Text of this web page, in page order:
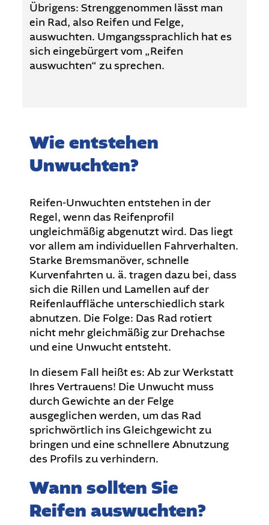
Übrigens: Strenggenommen lässt man
ein Rad, also Reifen und Felge,
auswuchten. Umgangssprachlich hat es
sich eingebürgert vom „Reifen
auswuchten“ zu sprechen.
Wie entstehen
Unwuchten?
Reifen-Unwuchten entstehen in der
Regel, wenn das Reifenprofil
ungleichmäßig abgenutzt wird. Das liegt
vor allem am individuellen Fahrverhalten.
Starke Bremsmanöver, schnelle
Kurvenfahrten u. ä. tragen dazu bei, dass
sich die Rillen und Lamellen auf der
Reifenlauffläche unterschiedlich stark
abnutzen. Die Folge: Das Rad rotiert
nicht mehr gleichmäßig zur Drehachse
und eine Unwucht entsteht.
In diesem Fall heißt es: Ab zur Werkstatt
Ihres Vertrauens! Die Unwucht muss
durch Gewichte an der Felge
ausgeglichen werden, um das Rad
sprichwörtlich ins Gleichgewicht zu
bringen und eine schnellere Abnutzung
des Profils zu verhindern.
Wann sollten Sie
Reifen auswuchten?